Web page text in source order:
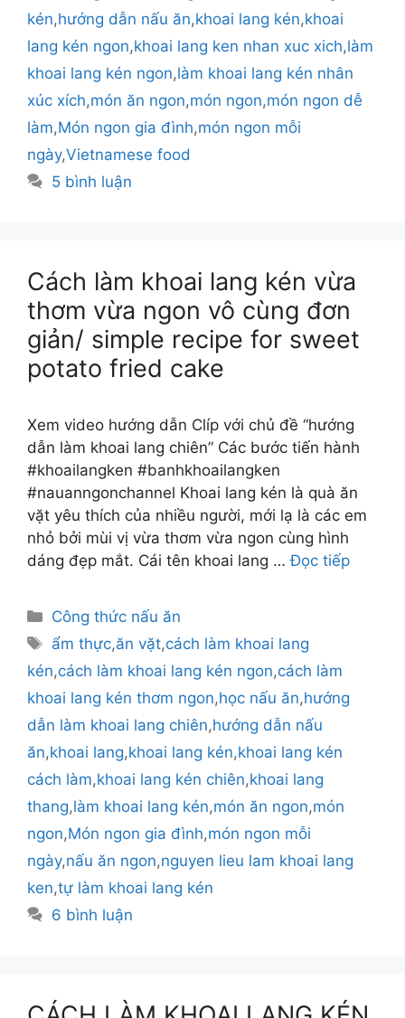
kén,hướng dẫn nấu ăn,khoai lang kén,khoai
lang kén ngon,khoai lang ken nhan xuc xich,làm
khoai lang kén ngon,làm khoai lang kén nhân
xúc xích,món ăn ngon,món ngon,món ngon dễ
làm,Món ngon gia đình,món ngon mỗi
ngày,Vietnamese food
5 bình luận
Cách làm khoai lang kén vừa
thơm vừa ngon vô cùng đơn
giản/ simple recipe for sweet
potato fried cake
Xem video hướng dẫn Clíp với chủ đề “hướng
dẫn làm khoai lang chiên” Các bước tiến hành
#khoailangken #banhkhoailangken
#nauanngonchannel Khoai lang kén là quà ăn
vặt yêu thích của nhiều người, mới lạ là các em
nhỏ bởi mùi vị vừa thơm vừa ngon cùng hình
dáng đẹp mắt. Cái tên khoai lang …Đọc tiếp
Danh
mục
Công thức nấu ăn
Thẻ
ẩm thực,ăn vặt,cách làm khoai lang
kén,cách làm khoai lang kén ngon,cách làm
khoai lang kén thơm ngon,học nấu ăn,hướng
dẫn làm khoai lang chiên,hướng dẫn nấu
ăn,khoai lang,khoai lang kén,khoai lang kén
cách làm,khoai lang kén chiên,khoai lang
thang,làm khoai lang kén,món ăn ngon,món
ngon,Món ngon gia đình,món ngon mỗi
ngày,nấu ăn ngon,nguyen lieu lam khoai lang
ken,tự làm khoai lang kén
6 bình luận